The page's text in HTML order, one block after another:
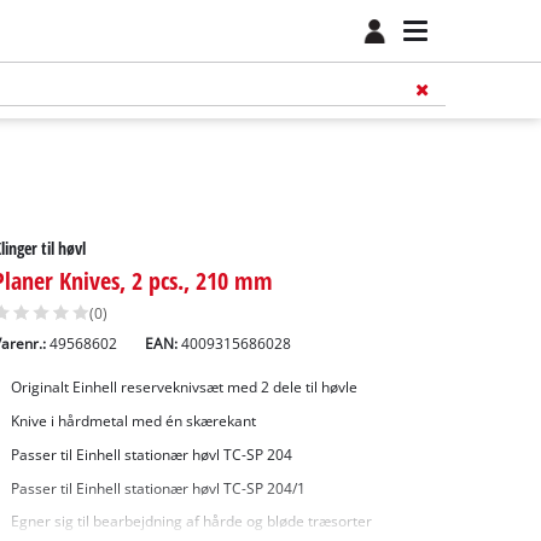
til høvl
Knives, 2 pcs., 210 mm
(0)
49568602 EAN:4009315686028
Originalt Einhell reserveknivsæt med 2 dele til høvle
Knive i hårdmetal med én skærekant
Passer til Einhell stationær høvl TC-SP 204
Passer til Einhell stationær høvl TC-SP 204/1
Egner sig til bearbejdning af hårde og bløde træsorter